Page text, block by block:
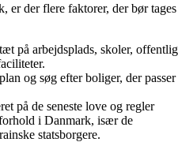
er der flere faktorer, der bør tages
på arbejdsplads, skoler, offentlig
og søg efter boliger, der passer
på de seneste love og regler
i Danmark, især de
statsborgere.